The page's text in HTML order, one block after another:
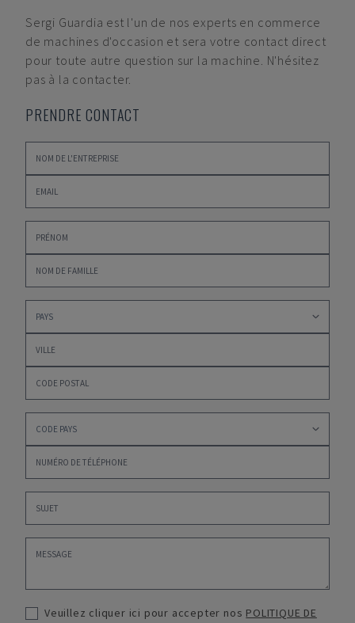
Sergi Guardia est l'un de nos experts en commerce
de machines d'occasion et sera votre contact direct
pour toute autre question sur la machine. N'hésitez
pas à la contacter.
PRENDRE CONTACT
Veuillez cliquer ici pour accepter nos POLITIQUE DE